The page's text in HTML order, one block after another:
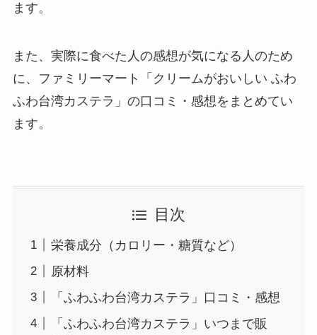
ます。
また、実際に食べた人の感想が気になる人のため
に、ファミリーマート「クリームがおいしい ふわ
ふわ台湾カステラ」の口コミ・感想をまとめてい
ます。
目次
栄養成分（カロリー・糖質など）
原材料
「ふわふわ台湾カステラ」口コミ・感想
「ふわふわ台湾カステラ」いつまで販